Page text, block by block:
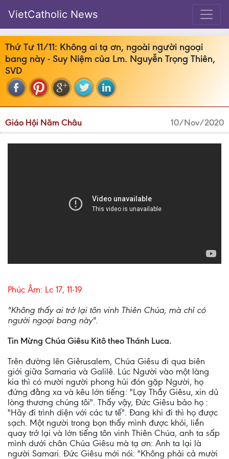
VietCatholic News
Thứ Tư 11/11: Không ai tạ ơn, ngoài người ngoại
bang này - Suy Niệm của Lm. Nguyễn Trọng Thiên,
SVD
Giáo Hội Năm Châu 10/Nov/2020
Phúc Âm: Lc 17, 11-19
"Không thấy ai trở lại tôn vinh Thiên Chúa, mà chỉ có
người ngoại bang này".
Tin Mừng Chúa Giêsu Kitô theo Thánh Luca.
Trên đường lên Giêrusalem, Chúa Giêsu đi qua biên
giới giữa Samaria và Galilê. Lúc Người vào một làng
kia thì có mười người phong hủi đón gặp Người, họ
đứng đằng xa và kêu lớn tiếng: "Lạy Thầy Giêsu, xin dủ
lòng thương chúng tôi". Thấy vậy, Đức Giêsu bảo họ :
"Hãy đi trình diện với các tư tế". Đang khi đi thì họ được
sạch. Một người trong bọn thấy mình được khỏi, liền
quay trở lại và lớn tiếng tôn vinh Thiên Chúa, anh ta sấp
mình dưới chân Chúa Giêsu mà tạ ơn: Anh ta lại là
người Samari. Đức Giêsu mới nói: "Không phải cả mười